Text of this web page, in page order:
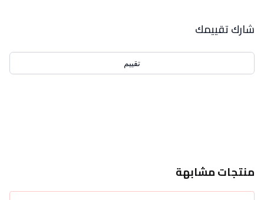
شارك تقييمك
تقييم
منتجات مشابهة